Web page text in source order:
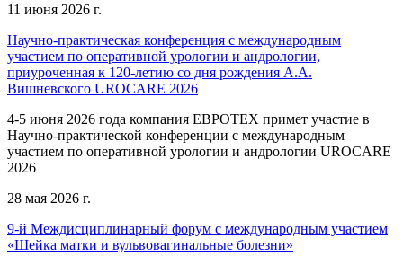
11 июня 2026 г.
Научно-практическая конференция с международным
участием по оперативной урологии и андрологии,
приуроченная к 120-летию со дня рождения А.А.
Вишневского UROCARE 2026
4-5 июня 2026 года компания ЕВРОТЕХ примет участие в
Научно-практической конференции с международным
участием по оперативной урологии и андрологии UROCARE
2026
28 мая 2026 г.
9-й Междисциплинарный форум с международным участием
«Шейка матки и вульвовагинальные болезни»